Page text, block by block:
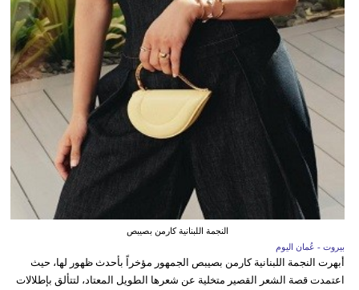
النجمة اللبنانية كارمن بصيبص
بيروت - عُمان اليوم
أبهرت النجمة اللبنانية كارمن بصيبص الجمهور مؤخراً بأحدث ظهور لها، حيث
اعتمدت قصة الشعر القصير متخلية عن شعرها الطويل المعتاد، لتتألق بإطلالات